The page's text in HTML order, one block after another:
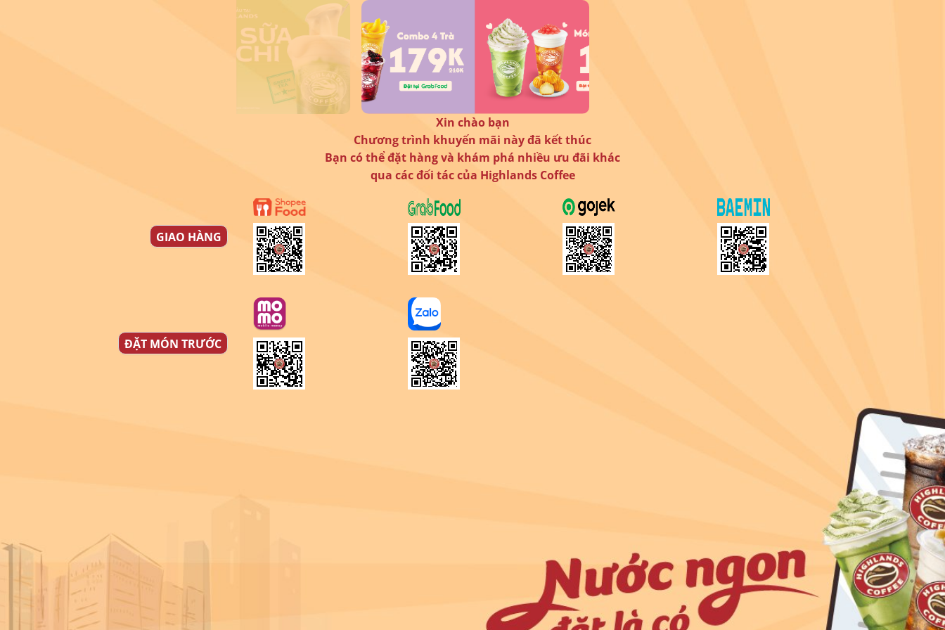
Xin chào bạn
Chương trình khuyến mãi này đã kết thúc
Bạn có thể đặt hàng và khám phá nhiều ưu đãi khác
qua các đối tác của Highlands Coffee
GIAO HÀNG
ĐẶT MÓN TRƯỚC